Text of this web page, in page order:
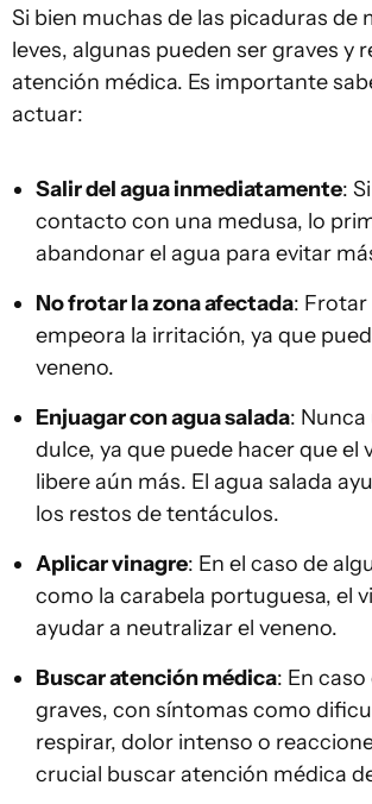
Si bien muchas de las picaduras de
leves, algunas pueden ser graves y
atención médica. Es importante
actuar:
Salir del agua inmediatamente:
contacto con una medusa, lo
abandonar el agua para evitar
No frotar la zona afectada: Frotar
empeora la irritación, ya que
veneno.
Enjuagar con agua salada:
dulce, ya que puede hacer que el
libere aún más. El agua salada
los restos de tentáculos.
Aplicar vinagre: En el caso de
como la carabela portuguesa, el
ayudar a neutralizar el veneno.
Buscar atención médica: En
graves, con síntomas como
respirar, dolor intenso o
crucial buscar atención médica